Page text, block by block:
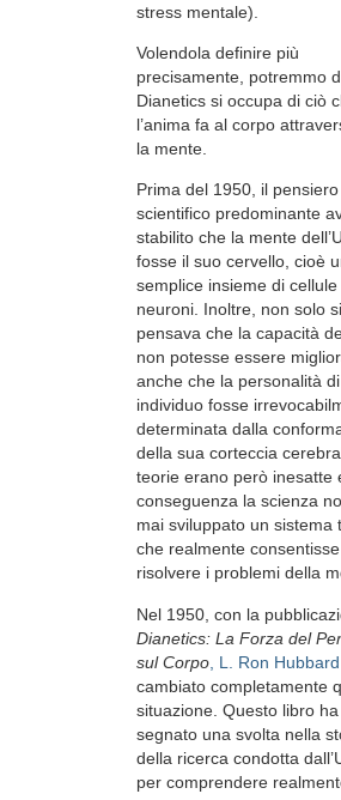
stress mentale).
Volendola definire più
precisamente, potremmo
Dianetics si occupa di ciò
l’anima fa al corpo
la mente.
Prima del 1950, il pensiero
scientifico predominante
stabilito che la mente
fosse il suo cervello, cioè
semplice insieme di
neuroni. Inoltre, non solo si
pensava che la capacità
non potesse essere
anche che la personalità
individuo fosse
determinata dalla
della sua corteccia
teorie erano però inesatte
conseguenza la scienza
mai sviluppato un sistema
che realmente
risolvere i problemi della
Nel 1950, con la
Dianetics: La Forza del
sul Corpo , L. Ron Hubbard
cambiato completamente
situazione. Questo libro ha
segnato una svolta nella
della ricerca condotta
per comprendere